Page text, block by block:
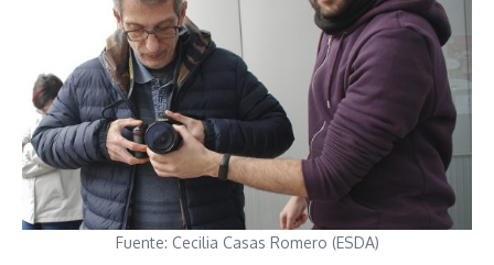
Fuente: Cecilia Casas Romero (ESDA)